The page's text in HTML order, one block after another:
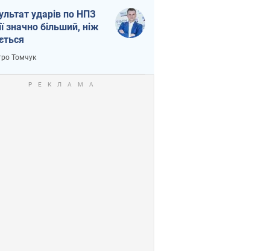
ударів по НПЗ
значно більший, ніж
Томчук